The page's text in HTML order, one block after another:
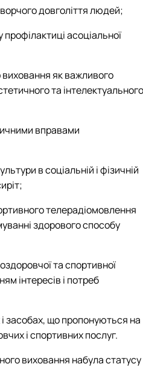
довголіття людей;
профілактиці асоціальної
виховання як важливого
та інтелектуального
вправами
в соціальній і фізичній
телерадіомовлення
здорового способу
та спортивної
інтересів і потреб
засобах, що пропонуються на
і спортивних послуг.
виховання набула статусу